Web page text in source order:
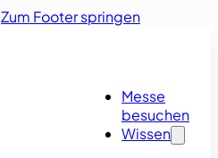
Zum Footer springen
Messe
besuchen
Wissen